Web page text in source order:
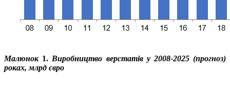
Малюнок1. Виробництво верстатів у 2008-2025 (прогноз)
роках, млрд євро